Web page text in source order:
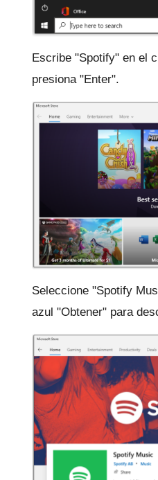
Escribe "Spotify" en el
presiona "Enter".
Seleccione "Spotify
azul "Obtener" para